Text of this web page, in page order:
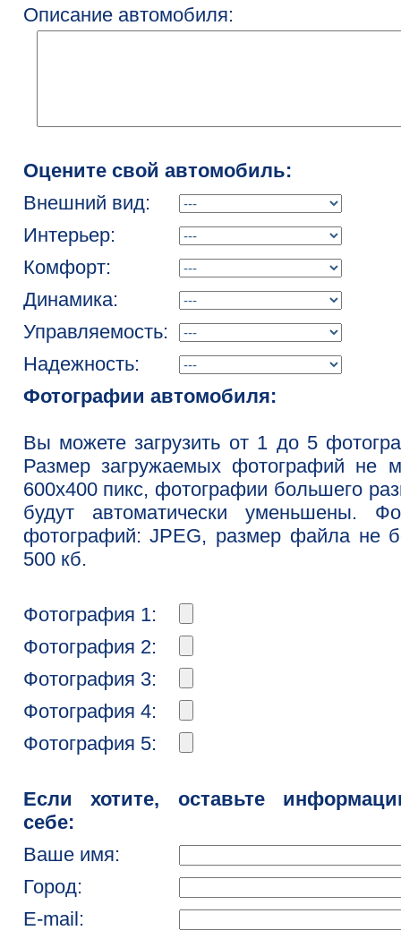
Описание автомобиля:
Оцените свой автомобиль:
Внешний вид:
Интерьер:
Комфорт:
Динамика:
Управляемость:
Надежность:
Фотографии автомобиля:
Вы можете загрузить от 1 до 5
Размер загружаемых фотографий не
600x400 пикс, фотографии большего
будут автоматически уменьшены.
фотографий: JPEG, размер файла не
500 кб.
Фотография 1:
Фотография 2:
Фотография 3:
Фотография 4:
Фотография 5:
Если хотите, оставьте
себе:
Ваше имя:
Город:
E-mail: